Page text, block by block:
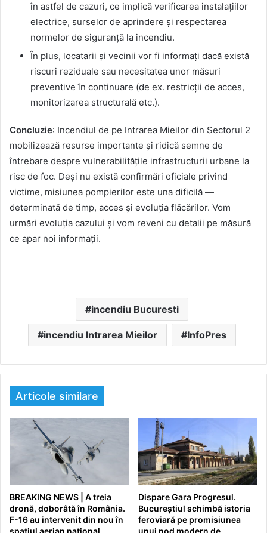
în astfel de cazuri, ce implică verificarea instalațiilor
electrice, surselor de aprindere și respectarea
normelor de siguranță la incendiu.
În plus, locatarii și vecinii vor fi informați dacă există
riscuri reziduale sau necesitatea unor măsuri
preventive în continuare (de ex. restricții de acces,
monitorizarea structurală etc.).
Concluzie: Incendiul de pe Intrarea Mieilor din Sectorul 2
mobilizează resurse importante și ridică semne de
întrebare despre vulnerabilitățile infrastructurii urbane la
risc de foc. Deși nu există confirmări oficiale privind
victime, misiunea pompierilor este una dificilă —
determinată de timp, acces și evoluția flăcărilor. Vom
urmări evoluția cazului și vom reveni cu detalii pe măsură
ce apar noi informații.
incendiu Bucuresti
incendiu Intrarea Mieilor InfoPres
Articole similare
BREAKING NEWS | A treia
dronă, doborâtă în România.
F-16 au intervenit din nou în
spațiul aerian național
Dispare Gara Progresul.
Bucureștiul schimbă istoria
feroviară pe promisiunea
unui nod modern de